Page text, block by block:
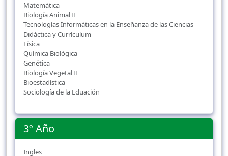
Matemática
Biología Animal II
Tecnologías Informáticas en la Enseñanza de las Ciencias
Didáctica y Currículum
Física
Química Biológica
Genética
Biología Vegetal II
Bioestadística
Sociología de la Eduación
3º Año
Ingles